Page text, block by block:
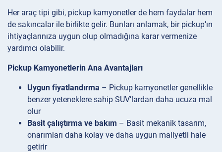
Her araç tipi gibi, pickup kamyonetler de hem faydalar hem
de sakıncalar ile birlikte gelir. Bunları anlamak, bir pickup’ın
ihtiyaçlarınıza uygun olup olmadığına karar vermenize
yardımcı olabilir.
Pickup Kamyonetlerin Ana Avantajları
Uygun fiyatlandırma – Pickup kamyonetler genellikle
benzer yeteneklere sahip SUV’lardan daha ucuza mal
olur
Basit çalıştırma ve bakım – Basit mekanik tasarım,
onarımları daha kolay ve daha uygun maliyetli hale
getirir